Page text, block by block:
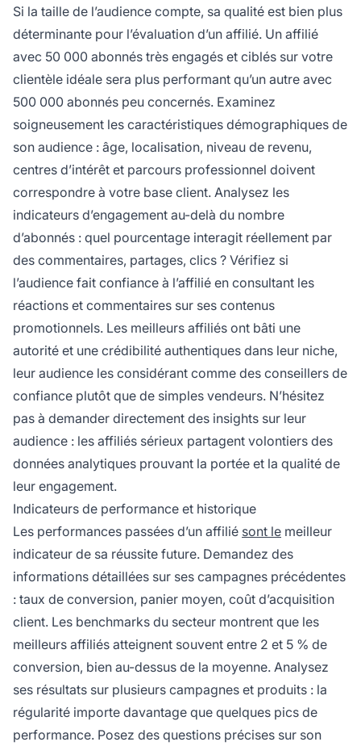
Si la taille de l’audience compte, sa qualité est bien plus
déterminante pour l’évaluation d’un affilié. Un affilié
avec 50 000 abonnés très engagés et ciblés sur votre
clientèle idéale sera plus performant qu’un autre avec
500 000 abonnés peu concernés. Examinez
soigneusement les caractéristiques démographiques de
son audience : âge, localisation, niveau de revenu,
centres d’intérêt et parcours professionnel doivent
correspondre à votre base client. Analysez les
indicateurs d’engagement au-delà du nombre
d’abonnés : quel pourcentage interagit réellement par
des commentaires, partages, clics ? Vérifiez si
l’audience fait confiance à l’affilié en consultant les
réactions et commentaires sur ses contenus
promotionnels. Les meilleurs affiliés ont bâti une
autorité et une crédibilité authentiques dans leur niche,
leur audience les considérant comme des conseillers de
confiance plutôt que de simples vendeurs. N’hésitez
pas à demander directement des insights sur leur
audience : les affiliés sérieux partagent volontiers des
données analytiques prouvant la portée et la qualité de
leur engagement.
Indicateurs de performance et historique
Les performances passées d’un affilié sont le meilleur
indicateur de sa réussite future. Demandez des
informations détaillées sur ses campagnes précédentes
: taux de conversion, panier moyen, coût d’acquisition
client. Les benchmarks du secteur montrent que les
meilleurs affiliés atteignent souvent entre 2 et 5 % de
conversion, bien au-dessus de la moyenne. Analysez
ses résultats sur plusieurs campagnes et produits : la
régularité importe davantage que quelques pics de
performance. Posez des questions précises sur son